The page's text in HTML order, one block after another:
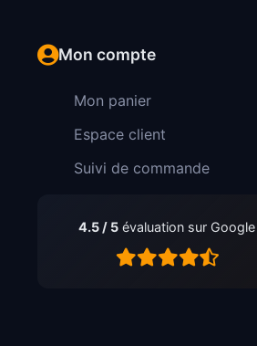
Mon compte
Mon panier
Espace client
Suivi de commande
4.5 / 5 évaluation sur Google